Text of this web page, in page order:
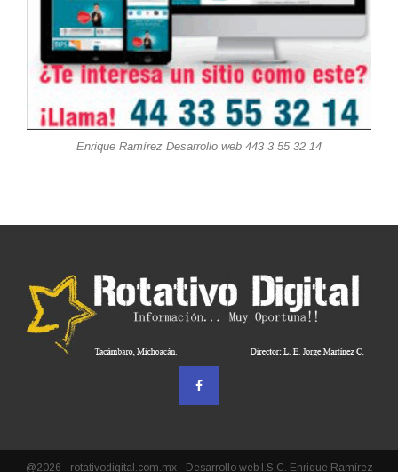
Enrique Ramírez Desarrollo web 443 3 55 32 14
@2026 - rotativodigital.com.mx - Desarrollo web I.S.C. Enrique Ramírez